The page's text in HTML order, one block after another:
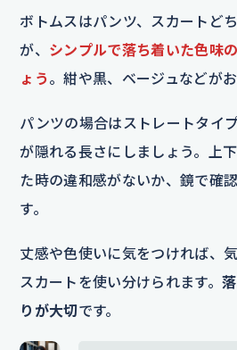
ボトムスはパンツ、スカートど
が、 シンプルで落ち着いた色味
ょう 。紺や黒、ベージュなどがお
パンツの場合はストレートタイ
が隠れる長さにしましょう。上
た時の違和感がないか、鏡で確
す。
丈感や色使いに気をつければ、
スカートを使い分けられます。
りが大切です。